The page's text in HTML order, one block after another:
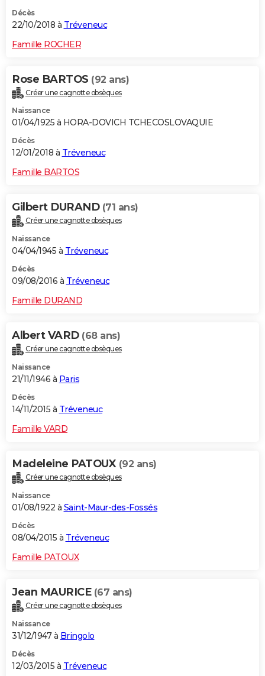
Décès
22/10/2018 à Tréveneuc
Famille ROCHER
Rose BARTOS (92 ans)
Créer une cagnotte obsèques
Naissance
01/04/1925 à HORA-DOVICH TCHECOSLOVAQUIE
Décès
12/01/2018 à Tréveneuc
Famille BARTOS
Gilbert DURAND (71 ans)
Créer une cagnotte obsèques
Naissance
04/04/1945 à Tréveneuc
Décès
09/08/2016 à Tréveneuc
Famille DURAND
Albert VARD (68 ans)
Créer une cagnotte obsèques
Naissance
21/11/1946 à Paris
Décès
14/11/2015 à Tréveneuc
Famille VARD
Madeleine PATOUX (92 ans)
Créer une cagnotte obsèques
Naissance
01/08/1922 à Saint-Maur-des-Fossés
Décès
08/04/2015 à Tréveneuc
Famille PATOUX
Jean MAURICE (67 ans)
Créer une cagnotte obsèques
Naissance
31/12/1947 à Bringolo
Décès
12/03/2015 à Tréveneuc